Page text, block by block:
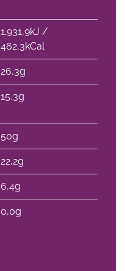
1.931,9kJ /
462,3kCal
26,3g
15,3g
50g
22,2g
6,4g
0,0g